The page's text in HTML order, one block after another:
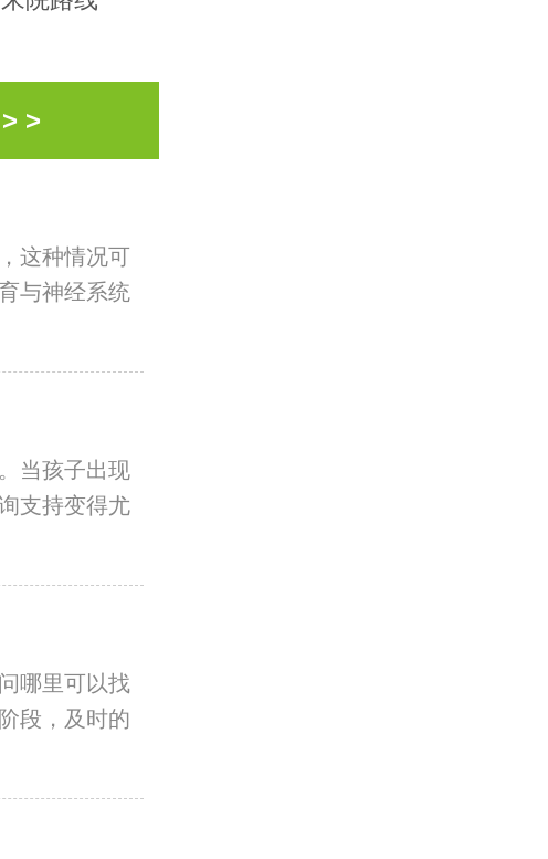
> >
这种情况可
与神经系统
当孩子出现
支持变得尤
哪里可以找
段，及时的